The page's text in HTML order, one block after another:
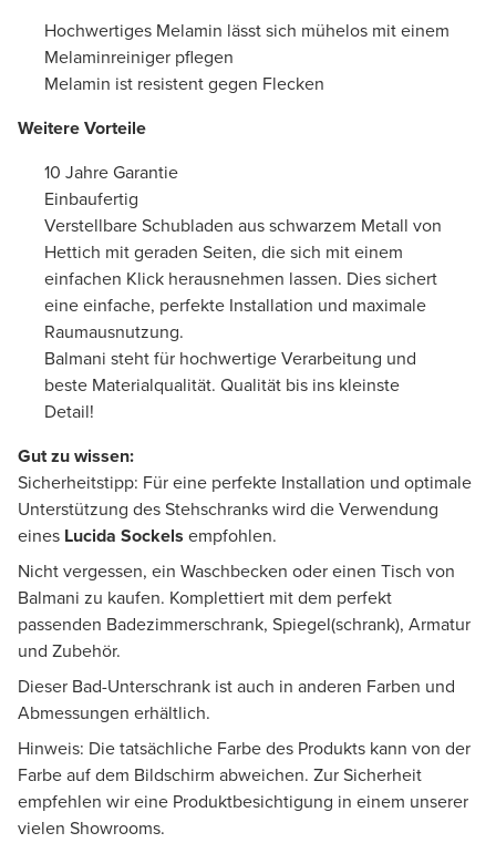
Hochwertiges Melamin lässt sich mühelos mit einem
Melaminreiniger pflegen
Melamin ist resistent gegen Flecken
Weitere Vorteile
10 Jahre Garantie
Einbaufertig
Verstellbare Schubladen aus schwarzem Metall von
Hettich mit geraden Seiten, die sich mit einem
einfachen Klick herausnehmen lassen. Dies sichert
eine einfache, perfekte Installation und maximale
Raumausnutzung.
Balmani steht für hochwertige Verarbeitung und
beste Materialqualität. Qualität bis ins kleinste
Detail!
Gut zu wissen:
Sicherheitstipp: Für eine perfekte Installation und optimale
Unterstützung des Stehschranks wird die Verwendung
eines Lucida Sockels empfohlen.
Nicht vergessen, ein Waschbecken oder einen Tisch von
Balmani zu kaufen. Komplettiert mit dem perfekt
passenden Badezimmerschrank, Spiegel(schrank), Armatur
und Zubehör.
Dieser Bad-Unterschrank ist auch in anderen Farben und
Abmessungen erhältlich.
Hinweis: Die tatsächliche Farbe des Produkts kann von der
Farbe auf dem Bildschirm abweichen. Zur Sicherheit
empfehlen wir eine Produktbesichtigung in einem unserer
vielen Showrooms.